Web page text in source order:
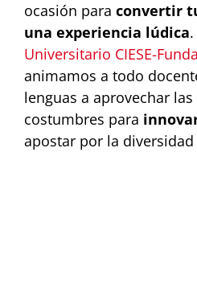
ocasión para convertir
una experiencia lúdica
Universitario CIESE-
animamos a todo
lenguas a aprovechar
costumbres para
apostar por la